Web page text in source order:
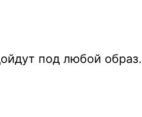
под любой образ.